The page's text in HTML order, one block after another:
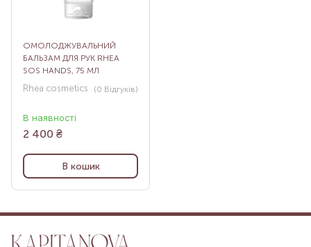
ОМОЛОДЖУВАЛЬНИЙ
БАЛЬЗАМ ДЛЯ РУК RHEA
SOS HANDS, 75 МЛ
Rhea cosmetics (0 Відгуків)
В наявності
2 400 ₴
В кошик